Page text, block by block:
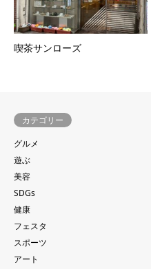
喫茶サンローズ
カテゴリー
グルメ
遊ぶ
美容
SDGs
健康
フェスタ
スポーツ
アート